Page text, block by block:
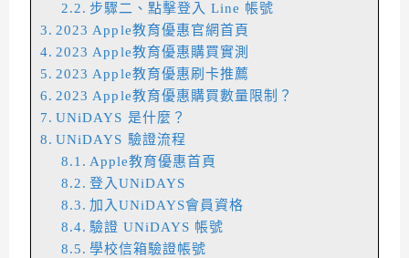
步驟二、點擊登入 Line 帳號
2023 Apple教育優惠官網首頁
2023 Apple教育優惠購買實測
2023 Apple教育優惠刷卡推薦
2023 Apple教育優惠購買數量限制？
UNiDAYS 是什麼？
UNiDAYS 驗證流程
Apple教育優惠首頁
登入UNiDAYS
加入UNiDAYS會員資格
驗證 UNiDAYS 帳號
學校信箱驗證帳號